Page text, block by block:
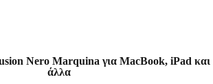
Nero Marquina για MacBook, iPad και
άλλα